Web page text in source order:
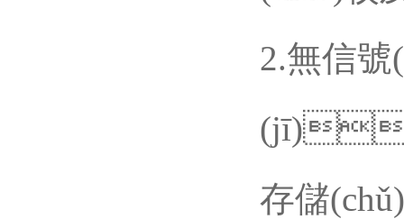
2.無信號
存儲